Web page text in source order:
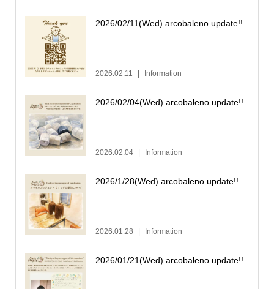
2026/02/11(Wed) arcobaleno update!!
2026.02.11 Information
2026/02/04(Wed) arcobaleno update!!
2026.02.04 Information
2026/1/28(Wed) arcobaleno update!!
2026.01.28 Information
2026/01/21(Wed) arcobaleno update!!